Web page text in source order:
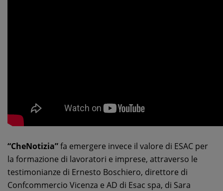
“CheNotizia”fa emergere invece il valore di ESAC per
la formazione di lavoratori e imprese, attraverso le
testimonianze di Ernesto Boschiero, direttore di
Confcommercio Vicenza e AD di Esac spa, di Sara